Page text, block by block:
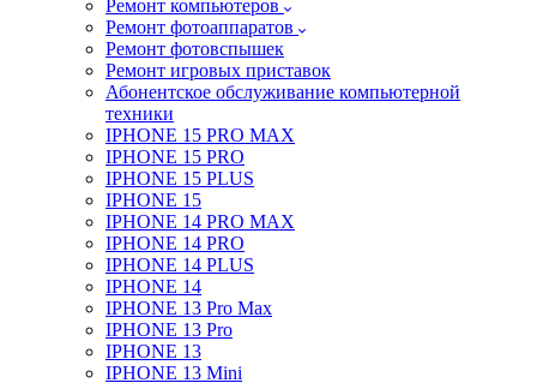
Ремонт компьютеров
Ремонт фотоаппаратов
Ремонт фотовспышек
Ремонт игровых приставок
Абонентское обслуживание компьютерной
техники
IPHONE 15 PRO MAX
IPHONE 15 PRO
IPHONE 15 PLUS
IPHONE 15
IPHONE 14 PRO MAX
IPHONE 14 PRO
IPHONE 14 PLUS
IPHONE 14
IPHONE 13 Pro Max
IPHONE 13 Pro
IPHONE 13
IPHONE 13 Mini